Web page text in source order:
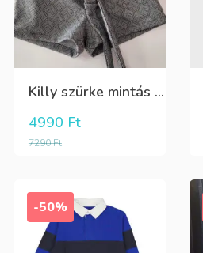
Killy szürke mintás rövidnadrág
7290Ft
4990 Ft
-50%